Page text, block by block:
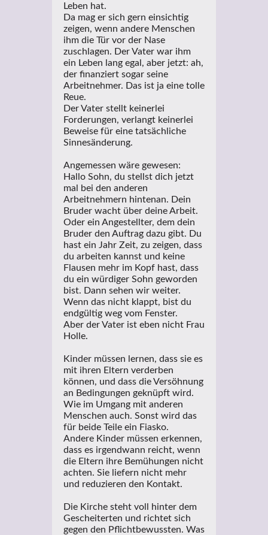
Leben hat.
Da mag er sich gern einsichtig
zeigen, wenn andere Menschen
ihm die Tür vor der Nase
zuschlagen. Der Vater war ihm
ein Leben lang egal, aber jetzt: ah,
der finanziert sogar seine
Arbeitnehmer. Das ist ja eine tolle
Reue.
Der Vater stellt keinerlei
Forderungen, verlangt keinerlei
Beweise für eine tatsächliche
Sinnesänderung.
Angemessen wäre gewesen:
Hallo Sohn, du stellst dich jetzt
mal bei den anderen
Arbeitnehmern hintenan. Dein
Bruder wacht über deine Arbeit.
Oder ein Angestellter, dem dein
Bruder den Auftrag dazu gibt. Du
hast ein Jahr Zeit, zu zeigen, dass
du arbeiten kannst und keine
Flausen mehr im Kopf hast, dass
du ein würdiger Sohn geworden
bist. Dann sehen wir weiter.
Wenn das nicht klappt, bist du
endgültig weg vom Fenster.
Aber der Vater ist eben nicht Frau
Holle.
Kinder müssen lernen, dass sie es
mit ihren Eltern verderben
können, und dass die Versöhnung
an Bedingungen geknüpft wird.
Wie im Umgang mit anderen
Menschen auch. Sonst wird das
für beide Teile ein Fiasko.
Andere Kinder müssen erkennen,
dass es irgendwann reicht, wenn
die Eltern ihre Bemühungen nicht
achten. Sie liefern nicht mehr
und reduzieren den Kontakt.
Die Kirche steht voll hinter dem
Gescheiterten und richtet sich
gegen den Pflichtbewussten. Was